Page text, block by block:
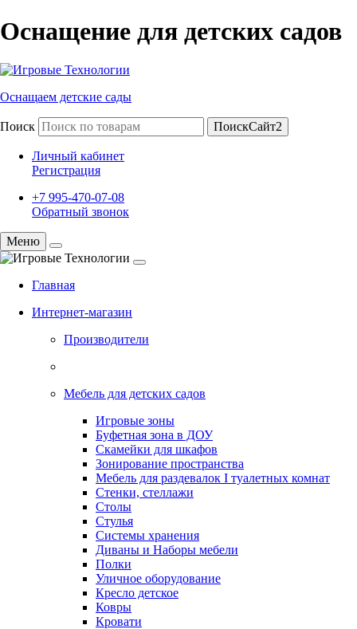
Оснащение для детских садов
Оснащаем детские сады
Поиск ПоискСайт2
Личный кабинет
Регистрация
+7 995-470-07-08
Обратный звонок
Меню
Главная
Интернет-магазин
Производители
Мебель для детских садов
Игровые зоны
Буфетная зона в ДОУ
Скамейки для шкафов
Зонирование пространства
Мебель для раздевалок I туалетных комнат
Стенки, стеллажи
Столы
Стулья
Системы хранения
Диваны и Наборы мебели
Полки
Уличное оборудование
Кресло детское
Ковры
Кровати